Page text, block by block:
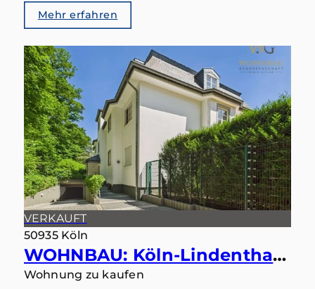
Mehr erfahren
VERKAUFT
50935 Köln
WOHNBAU: Köln-Lindenthal – Maisonette mit eigenem Gartentörchen in den Stadtwald
Wohnung zu kaufen